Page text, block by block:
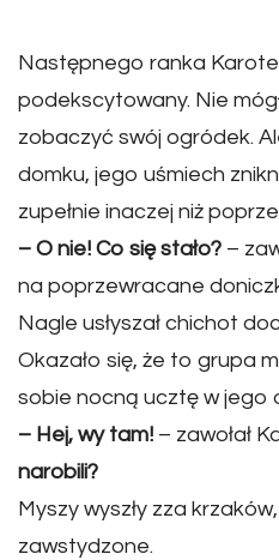
Następnego ranka
podekscytowany. Nie
zobaczyć swój ogródek.
domku, jego uśmiech
zupełnie inaczej niż
– O nie! Co się stało? –
na poprzewracane
Nagle usłyszał chichot
Okazało się, że to grupa
sobie nocną ucztę w jego
– Hej, wy tam! – zawołał
narobili?
Myszy wyszły zza
zawstydzone.